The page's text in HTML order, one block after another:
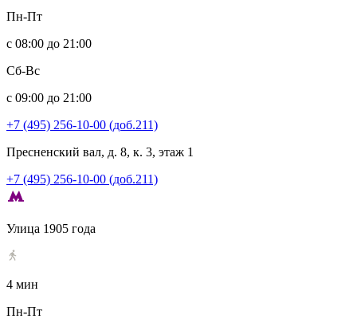
Пн-Пт
с 08:00 до 21:00
Сб-Вс
с 09:00 до 21:00
+7 (495) 256-10-00 (доб.211)
Пресненский вал, д. 8, к. 3, этаж 1
+7 (495) 256-10-00 (доб.211)
Улица 1905 года
4 мин
Пн-Пт